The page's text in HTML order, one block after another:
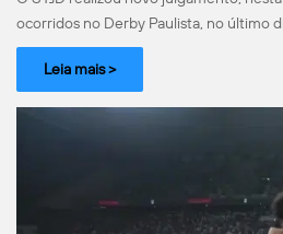
ocorridos no Derby Paulista, no último
Leia mais >